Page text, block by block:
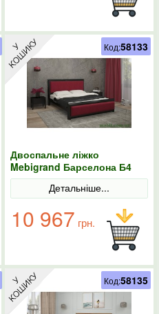
Двоспальне ліжко
Mebigrand Барселона Б4
Венге/Аляска 12 180х190
Детальніше...
10 967 грн.
Код:58133
Код:58135